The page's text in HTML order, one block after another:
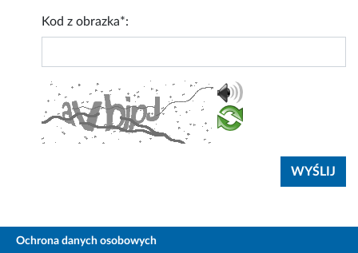
Kod z obrazka*:
Ochrona danych osobowych